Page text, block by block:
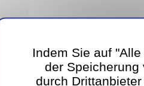
Indem Sie auf
der Speicherung
durch